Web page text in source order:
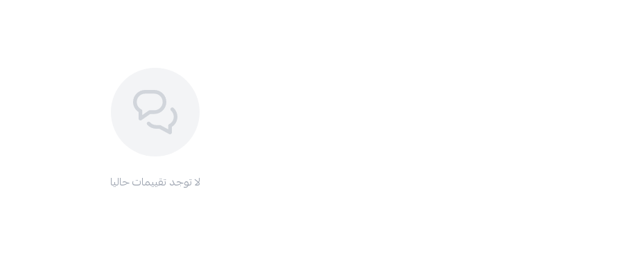
لا توجد تقييمات حاليا